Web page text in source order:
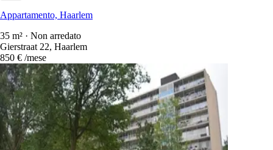
Appartamento, Haarlem
35 m² · Non arredato
Gierstraat 22, Haarlem
850 € /mese